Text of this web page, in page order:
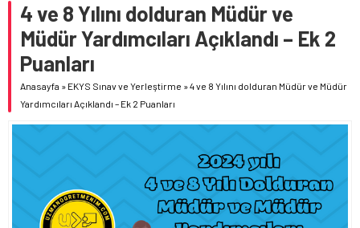
BAKANI MİKANADZE İLE BİR ARAYA GELDİ
MEB OKUL ÖNCESİ EĞİTİM VE İLKÖĞRETİM KURUMLARI
YÖNETMELİĞİ’NDE YAPILAN DEĞİŞİKLİK, RESMÎ GAZETE’DE
YAYIMLANDI
4 ve 8 Yılını dolduran Müdür ve
Müdür Yardımcıları Açıklandı – Ek 2
Puanları
Anasayfa » EKYS Sınav ve Yerleştirme »4 ve 8 Yılını dolduran Müdür ve Müdür
Yardımcıları Açıklandı – Ek 2 Puanları